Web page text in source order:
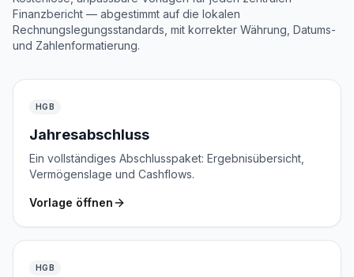
Finanzbericht — abgestimmt auf die lokalen
Rechnungslegungsstandards, mit korrekter Währung, Datums-
und Zahlenformatierung.
HGB
Jahresabschluss
Ein vollständiges Abschlusspaket: Ergebnisübersicht,
Vermögenslage und Cashflows.
Vorlage öffnen
HGB